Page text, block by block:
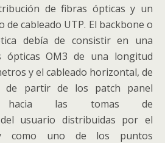
de fibras ópticas y un
de cableado UTP. El backbone o
debía de consistir en una
ópticas OM3 de una longitud
y el cableado horizontal, de
de partir de los patch panel
hacia las tomas de
del usuario distribuidas por el
como uno de los puntos